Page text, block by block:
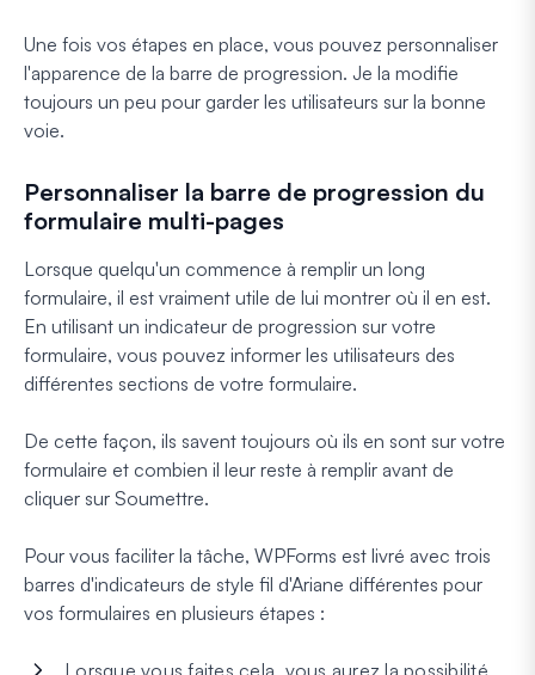
Une fois vos étapes en place, vous pouvez personnaliser
l'apparence de la barre de progression. Je la modifie
toujours un peu pour garder les utilisateurs sur la bonne
voie.
Personnaliser la barre de progression du
formulaire multi-pages
Lorsque quelqu'un commence à remplir un long
formulaire, il est vraiment utile de lui montrer où il en est.
En utilisant un indicateur de progression sur votre
formulaire, vous pouvez informer les utilisateurs des
différentes sections de votre formulaire.
De cette façon, ils savent toujours où ils en sont sur votre
formulaire et combien il leur reste à remplir avant de
cliquer sur Soumettre.
Pour vous faciliter la tâche, WPForms est livré avec trois
barres d'indicateurs de style fil d'Ariane différentes pour
vos formulaires en plusieurs étapes :
Lorsque vous faites cela, vous aurez la possibilité